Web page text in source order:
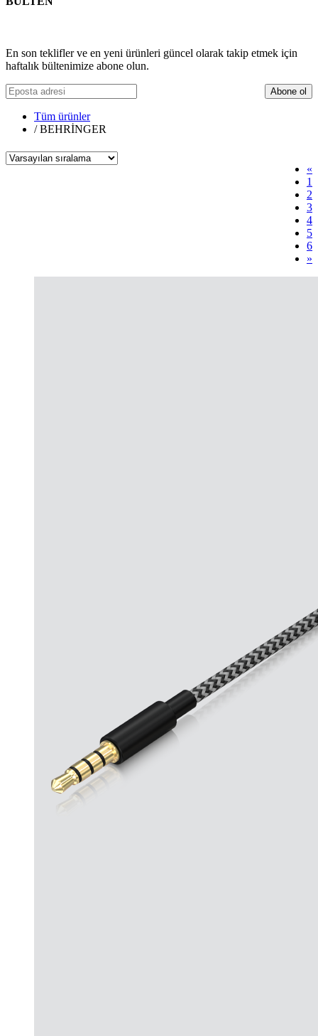
En son teklifler ve en yeni ürünleri güncel olarak takip etmek için
haftalık bültenimize abone olun.
Abone ol
Tüm ürünler
/BEHRİNGER
«
1
2
3
4
5
6
»